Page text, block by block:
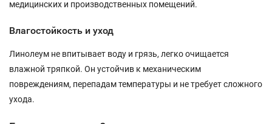
медицинских и производственных помещений.
Влагостойкость и уход
Линолеум не впитывает воду и грязь, легко очищается
влажной тряпкой. Он устойчив к механическим
повреждениям, перепадам температуры и не требует сложного
ухода.